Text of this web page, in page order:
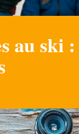
au ski